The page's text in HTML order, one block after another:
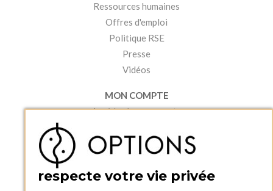
Ressources humaines
Offres d'emploi
Politique RSE
Presse
Vidéos
MON COMPTE
Accéder à mon compte
Créer un compte
PRATIQUE
Catalogues et bons de commande
respecte votre vie privée